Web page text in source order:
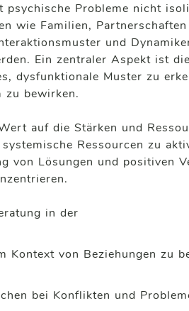
psychische Probleme nicht
wie Familien,
und
Ein zentraler Aspekt ist
dysfunktionale Muster zu
zu bewirken.
auf die Stärken und
Ressourcen zu
von Lösungen und positiven
in der
Kontext von Beziehungen zu
bei Konflikten und